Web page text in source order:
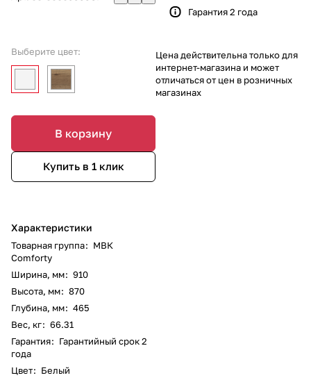
Выберите цвет:
В корзину
Купить в 1 клик
Характеристики
Товарная группа: МВК
Comforty
Ширина, мм: 910
Высота, мм: 870
Глубина, мм: 465
Вес, кг: 66.31
Гарантия: Гарантийный срок 2
года
Цвет: Белый
Гарантия 2 года
Цена действительна только для
интернет-магазина и может
отличаться от цен в розничных
магазинах